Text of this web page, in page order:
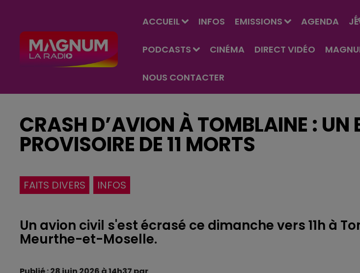
ACCUEIL INFOS EMISSIONS AGENDA
PODCASTS CINÉMA DIRECT VIDÉO
NOUS CONTACTER
CRASH D’AVION À TOMBLAINE : UN
PROVISOIRE DE 11 MORTS
FAITS DIVERS INFOS
Un avion civil s'est écrasé ce dimanche vers 11h à
Meurthe-et-Moselle.